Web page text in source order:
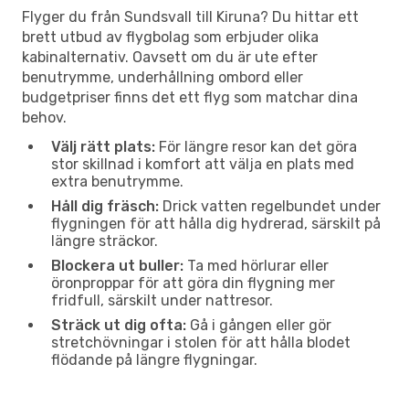
Flyger du från Sundsvall till Kiruna? Du hittar ett
brett utbud av flygbolag som erbjuder olika
kabinalternativ. Oavsett om du är ute efter
benutrymme, underhållning ombord eller
budgetpriser finns det ett flyg som matchar dina
behov.
Välj rätt plats: För längre resor kan det göra
stor skillnad i komfort att välja en plats med
extra benutrymme.
Håll dig fräsch: Drick vatten regelbundet under
flygningen för att hålla dig hydrerad, särskilt på
längre sträckor.
Blockera ut buller: Ta med hörlurar eller
öronproppar för att göra din flygning mer
fridfull, särskilt under nattresor.
Sträck ut dig ofta: Gå i gången eller gör
stretchövningar i stolen för att hålla blodet
flödande på längre flygningar.